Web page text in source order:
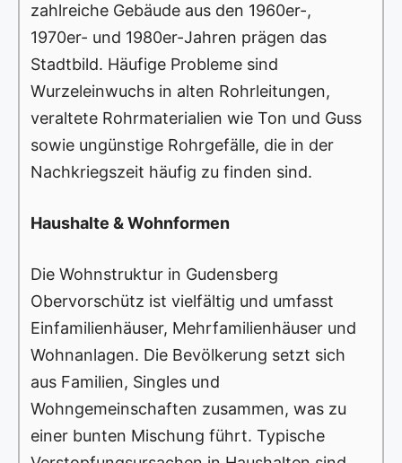
zahlreiche Gebäude aus den 1960er-,
1970er- und 1980er-Jahren prägen das
Stadtbild. Häufige Probleme sind
Wurzeleinwuchs in alten Rohrleitungen,
veraltete Rohrmaterialien wie Ton und Guss
sowie ungünstige Rohrgefälle, die in der
Nachkriegszeit häufig zu finden sind.
Haushalte & Wohnformen
Die Wohnstruktur in Gudensberg
Obervorschütz ist vielfältig und umfasst
Einfamilienhäuser, Mehrfamilienhäuser und
Wohnanlagen. Die Bevölkerung setzt sich
aus Familien, Singles und
Wohngemeinschaften zusammen, was zu
einer bunten Mischung führt. Typische